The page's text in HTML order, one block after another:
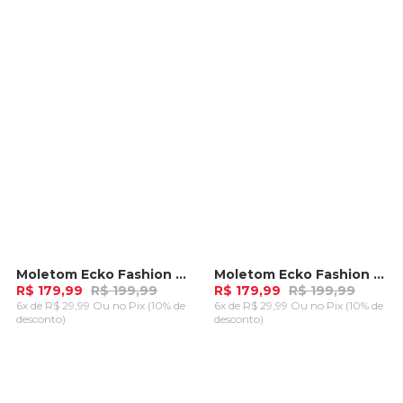
-10%Moletom Ecko Fashion Basic Aberto Cinza Mescla
R$ 179,99 R$ 199,99
6x de R$ 29,99 Ou no Pix (10% de
desconto)
-10%Moletom Ecko Fashion Basic Aberto Off White
R$ 179,99 R$ 199,99
6x de R$ 29,99 Ou no Pix (10% de
desconto)